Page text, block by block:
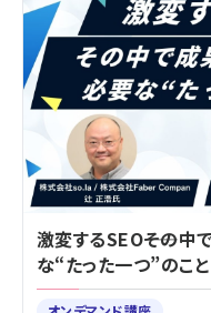
激変するSEO――その
な“たった一つ”のこと